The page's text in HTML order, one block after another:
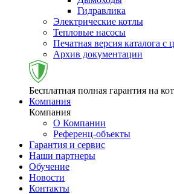
Гидравлика
Электрические котлы
Тепловые насосы
Печатная версия каталога с
Архив документации
Бесплатная полная гарантия на
Компания
Компания
О Компании
Референц-объекты
Гарантия и сервис
Наши партнеры
Обучение
Новости
Контакты